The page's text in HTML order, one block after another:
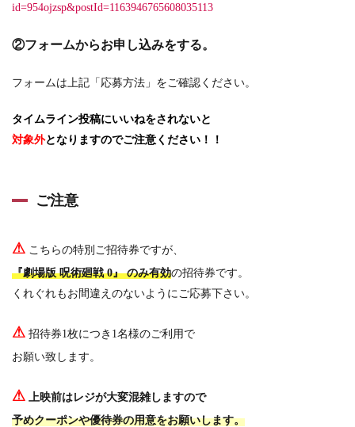
id=954ojzsp&postId=1163946765608035113
②フォームからお申し込みをする。
フォームは上記「応募方法」をご確認ください。
タイムライン投稿にいいねをされないと
対象外となりますのでご注意ください！！
ご注意
⚠ こちらの特別ご招待券ですが、
『劇場版 呪術廻戦 0』 のみ有効の招待券です。
くれぐれもお間違えのないようにご応募下さい。
⚠ 招待券1枚につき1名様のご利用で
お願い致します。
⚠
上映前はレジが大変混雑しますので
予めクーポンや優待券の用意をお願いします。